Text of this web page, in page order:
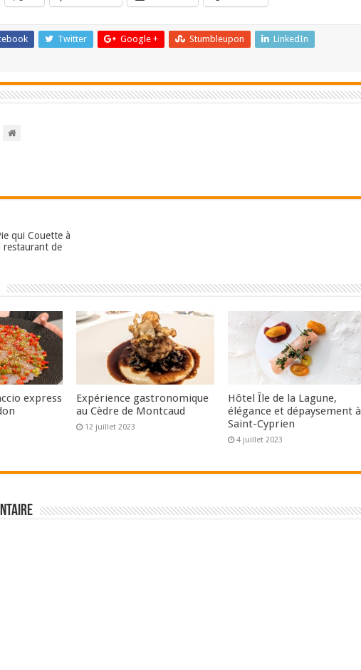
Twitter Google + Stumbleupon
LinkedIn
qui Couette à
restaurant de
express
Expérience gastronomique
au Cèdre de Montcaud
12 juillet 2023
Hôtel Île de la Lagune,
élégance et dépaysement à
Saint-Cyprien
4 juillet 2023